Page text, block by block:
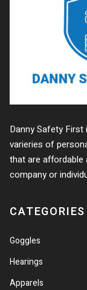
Danny Safety
varieries of
that are affordable
company or
CATEGORIES
Goggles
Hearings
Apparels